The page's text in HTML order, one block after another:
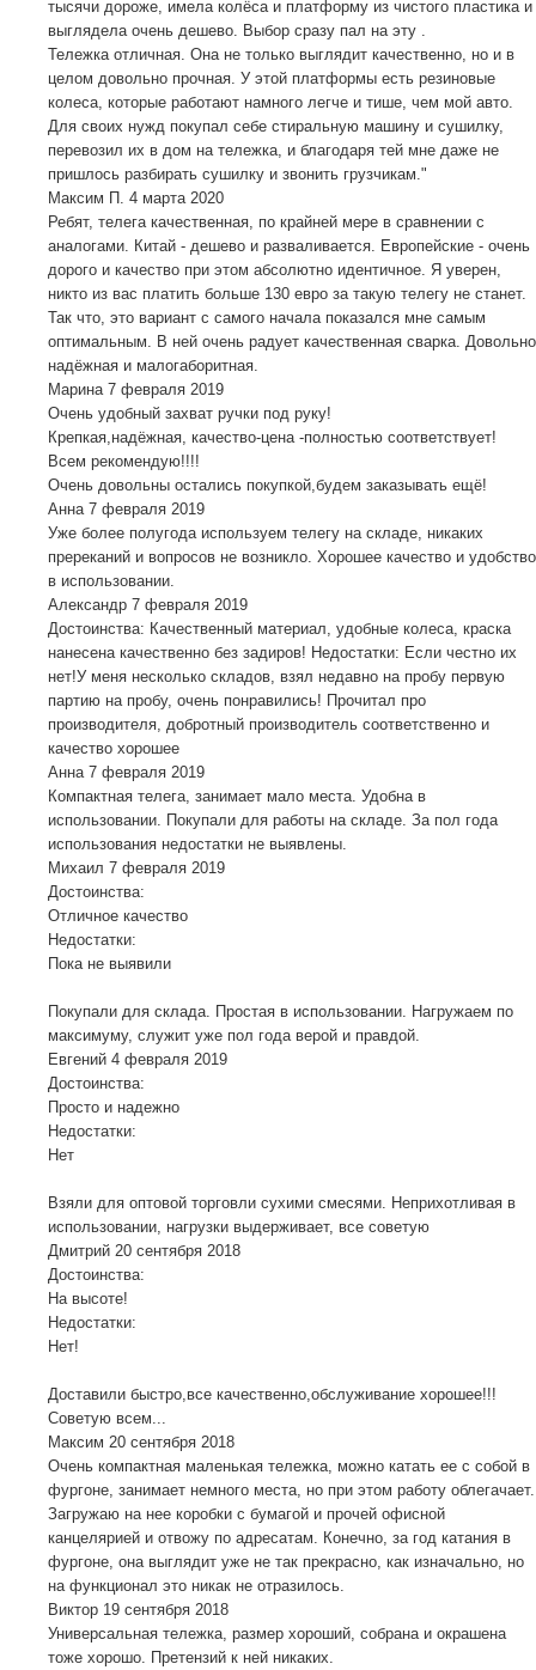
тысячи дороже, имела колёса и платформу из чистого пластика и
выглядела очень дешево. Выбор сразу пал на эту .
Тележка отличная. Она не только выглядит качественно, но и в
целом довольно прочная. У этой платформы есть резиновые
колеса, которые работают намного легче и тише, чем мой авто.
Для своих нужд покупал себе стиральную машину и сушилку,
перевозил их в дом на тележка, и благодаря тей мне даже не
пришлось разбирать сушилку и звонить грузчикам."
Максим П.
4 марта 2020
Ребят, телега качественная, по крайней мере в сравнении с
аналогами. Китай - дешево и разваливается. Европейские - очень
дорого и качество при этом абсолютно идентичное. Я уверен,
никто из вас платить больше 130 евро за такую телегу не станет.
Так что, это вариант с самого начала показался мне самым
оптимальным. В ней очень радует качественная сварка. Довольно
надёжная и малогаборитная.
Марина 7 февраля 2019
Очень удобный захват ручки под руку!
Крепкая,надёжная, качество-цена -полностью соответствует!
Всем рекомендую!!!!
Очень довольны остались покупкой,будем заказывать ещё!
Анна 7 февраля 2019
Уже более полугода используем телегу на складе, никаких
пререканий и вопросов не возникло. Хорошее качество и удобство
в использовании.
Александр 7 февраля 2019
Достоинства: Качественный материал, удобные колеса, краска
нанесена качественно без задиров! Недостатки: Если честно их
нет!У меня несколько складов, взял недавно на пробу первую
партию на пробу, очень понравились! Прочитал про
производителя, добротный производитель соответственно и
качество хорошее
Анна 7 февраля 2019
Компактная телега, занимает мало места. Удобна в
использовании. Покупали для работы на складе. За пол года
использования недостатки не выявлены.
Михаил 7 февраля 2019
Достоинства:
Отличное качество
Недостатки:
Пока не выявили
Покупали для склада. Простая в использовании. Нагружаем по
максимуму, служит уже пол года верой и правдой.
Евгений 4 февраля 2019
Достоинства:
Просто и надежно
Недостатки:
Нет
Взяли для оптовой торговли сухими смесями. Неприхотливая в
использовании, нагрузки выдерживает, все советую
Дмитрий 20 сентября 2018
Достоинства:
На высоте!
Недостатки:
Нет!
Доставили быстро,все качественно,обслуживание хорошее!!!
Советую всем...
Максим 20 сентября 2018
Очень компактная маленькая тележка, можно катать ее с собой в
фургоне, занимает немного места, но при этом работу облегачает.
Загружаю на нее коробки с бумагой и прочей офисной
канцелярией и отвожу по адресатам. Конечно, за год катания в
фургоне, она выглядит уже не так прекрасно, как изначально, но
на функционал это никак не отразилось.
Виктор 19 сентября 2018
Универсальная тележка, размер хороший, собрана и окрашена
тоже хорошо. Претензий к ней никаких.